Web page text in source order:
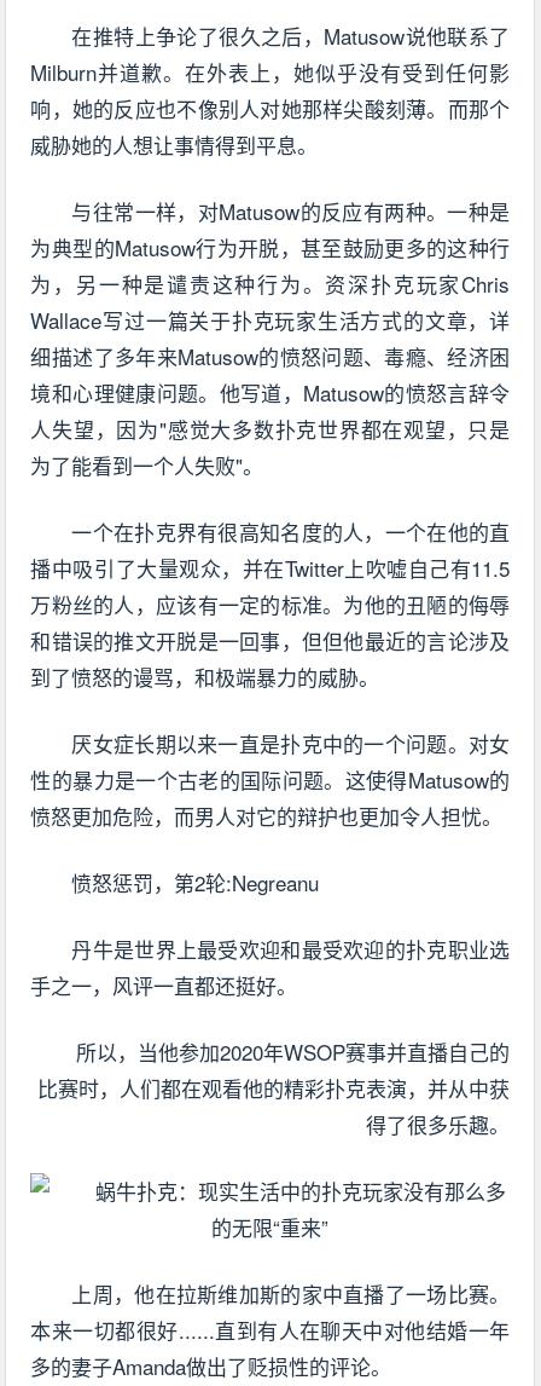
在推特上争论了很久之后，Matusow说他联系了
Milburn并道歉。在外表上，她似乎没有受到任何影
响，她的反应也不像别人对她那样尖酸刻薄。而那个
威胁她的人想让事情得到平息。
与往常一样，对Matusow的反应有两种。一种是
为典型的Matusow行为开脱，甚至鼓励更多的这种行
为，另一种是谴责这种行为。资深扑克玩家Chris
Wallace写过一篇关于扑克玩家生活方式的文章，详
细描述了多年来Matusow的愤怒问题、毒瘾、经济困
境和心理健康问题。他写道，Matusow的愤怒言辞令
人失望，因为"感觉大多数扑克世界都在观望，只是
为了能看到一个人失败"。
一个在扑克界有很高知名度的人，一个在他的直
播中吸引了大量观众，并在Twitter上吹嘘自己有11.5
万粉丝的人，应该有一定的标准。为他的丑陋的侮辱
和错误的推文开脱是一回事，但但他最近的言论涉及
到了愤怒的谩骂，和极端暴力的威胁。
厌女症长期以来一直是扑克中的一个问题。对女
性的暴力是一个古老的国际问题。这使得Matusow的
愤怒更加危险，而男人对它的辩护也更加令人担忧。
愤怒惩罚，第2轮:Negreanu
丹牛是世界上最受欢迎和最受欢迎的扑克职业选
手之一，风评一直都还挺好。
所以，当他参加2020年WSOP赛事并直播自己的
比赛时，人们都在观看他的精彩扑克表演，并从中获
得了很多乐趣。
上周，他在拉斯维加斯的家中直播了一场比赛。
本来一切都很好......直到有人在聊天中对他结婚一年
多的妻子Amanda做出了贬损性的评论。